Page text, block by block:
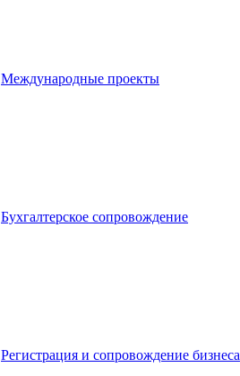
Международные проекты
Бухгалтерское сопровождение
Регистрация и сопровождение бизнеса